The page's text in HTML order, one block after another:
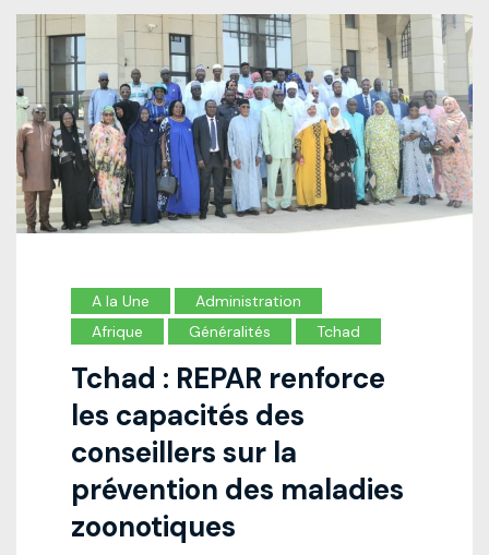
A la Une
Administration
Afrique
Généralités Tchad
Tchad : REPAR renforce
les capacités des
conseillers sur la
prévention des maladies
zoonotiques